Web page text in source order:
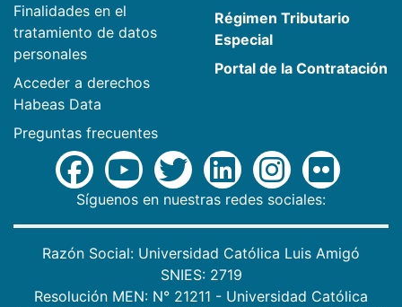
Finalidades en el
tratamiento de datos
personales
Acceder a derechos
Habeas Data
Preguntas frecuentes
Régimen Tributario
Especial
Portal de la Contratación
Síguenos en nuestras redes sociales:
Razón Social: Universidad Católica Luis Amigó
SNIES: 2719
Resolución MEN: N° 21211 - Universidad Católica